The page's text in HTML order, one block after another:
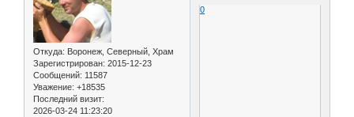
Откуда: Воронеж, Северный, Храм
Зарегистрирован: 2015-12-23
Сообщений: 11587
Уважение: +18535
Последний визит:
2026-03-24 11:23:20
0